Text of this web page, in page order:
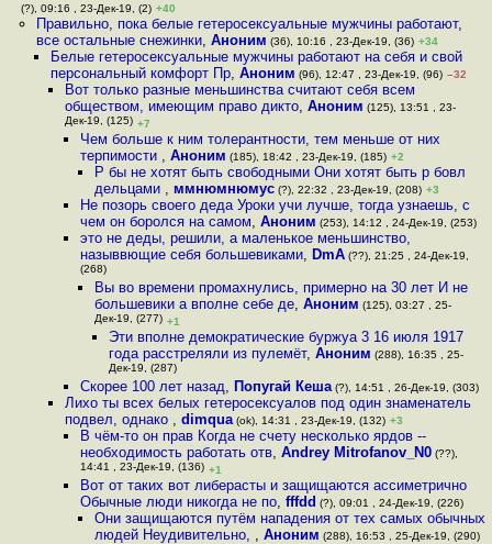
(?), 09:16 , 23-Дек-19, (2) +40
Правильно, пока белые гетеросексуальные мужчины работают,
все остальные снежинки, Аноним (36), 10:16 , 23-Дек-19, (36) +34
Белые гетеросексуальные мужчины работают на себя и свой
персональный комфорт Пр, Аноним (96), 12:47 , 23-Дек-19, (96) –32
Вот только разные меньшинства считают себя всем
обществом, имеющим право дикто,Аноним (125), 13:51 , 23-
Дек-19, (125) +7
Чем больше к ним толерантности, тем меньше от них
терпимости , Аноним (185), 18:42 , 23-Дек-19, (185) +2
Р бы не хотят быть свободными Они хотят быть р бовл
дельцами , ммнюмнюмус(?), 22:32 , 23-Дек-19, (208) +3
Не позорь своего деда Уроки учи лучше, тогда узнаешь, с
чем он боролся на самом, Аноним (253), 14:12 , 24-Дек-19, (253)
это не деды, решили, а маленькое меньшинство,
назыввющие себя большевиками, DmA(??), 21:25 , 24-Дек-19,
(268)
Вы во времени промахнулись, примерно на 30 лет И не
большевики а вполне себе де, Аноним (125), 03:27 , 25-
Дек-19, (277) +1
Эти вполне демократические буржуа 3 16 июля 1917
года расстреляли из пулемёт,Аноним (288), 16:35 , 25-
Дек-19, (287)
Скорее 100 лет назад, Попугай Кеша(?), 14:51 , 26-Дек-19, (303)
Лихо ты всех белых гетеросексуалов под один знаменатель
подвел, однако ,dimqua (ok), 14:31 , 23-Дек-19, (132) +3
В чём-то он прав Когда не счету несколько ярдов --
необходимость работать отв, Andrey Mitrofanov_N0(??),
14:41 , 23-Дек-19, (136) +1
Вот от таких вот либерасты и защищаются ассиметрично
Обычные люди никогда не по, fffdd (?), 09:01 , 24-Дек-19, (226)
Они защищаются путём нападения от тех самых обычных
людей Неудивительно, , Аноним (288), 16:53 , 25-Дек-19, (290)